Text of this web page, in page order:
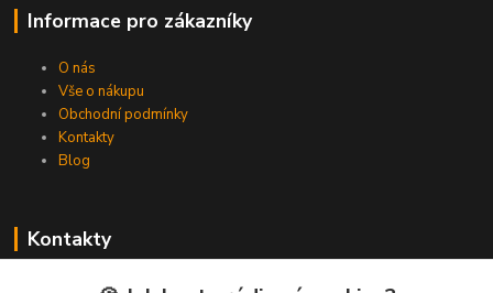
Informace pro zákazníky
O nás
Vše o nákupu
Obchodní podmínky
Kontakty
Blog
Kontakty
Zákaznická podpora Spojovat.cz